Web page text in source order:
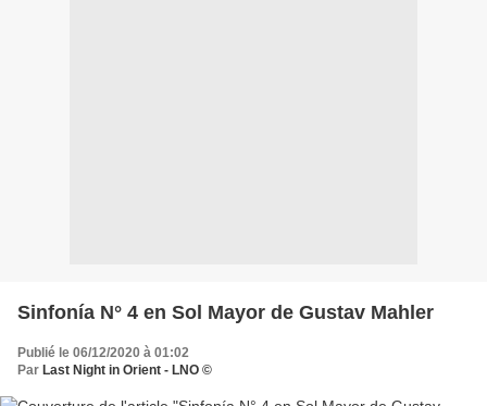
Sinfonía N° 4 en Sol Mayor de Gustav Mahler
Publié le 06/12/2020 à 01:02
Par Last Night in Orient - LNO ©